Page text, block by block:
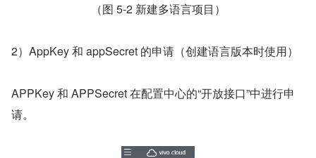
（图 5-2 新建多语言项目）
2）AppKey 和 appSecret 的申请（创建语言版本时使用）
APPKey 和 APPSecret 在配置中心的“开放接口”中进行申
请。